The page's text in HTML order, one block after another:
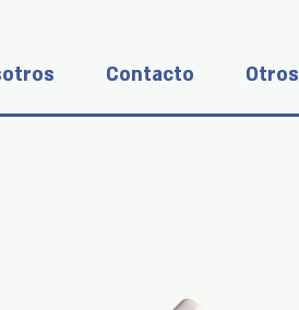
Contacto Otros